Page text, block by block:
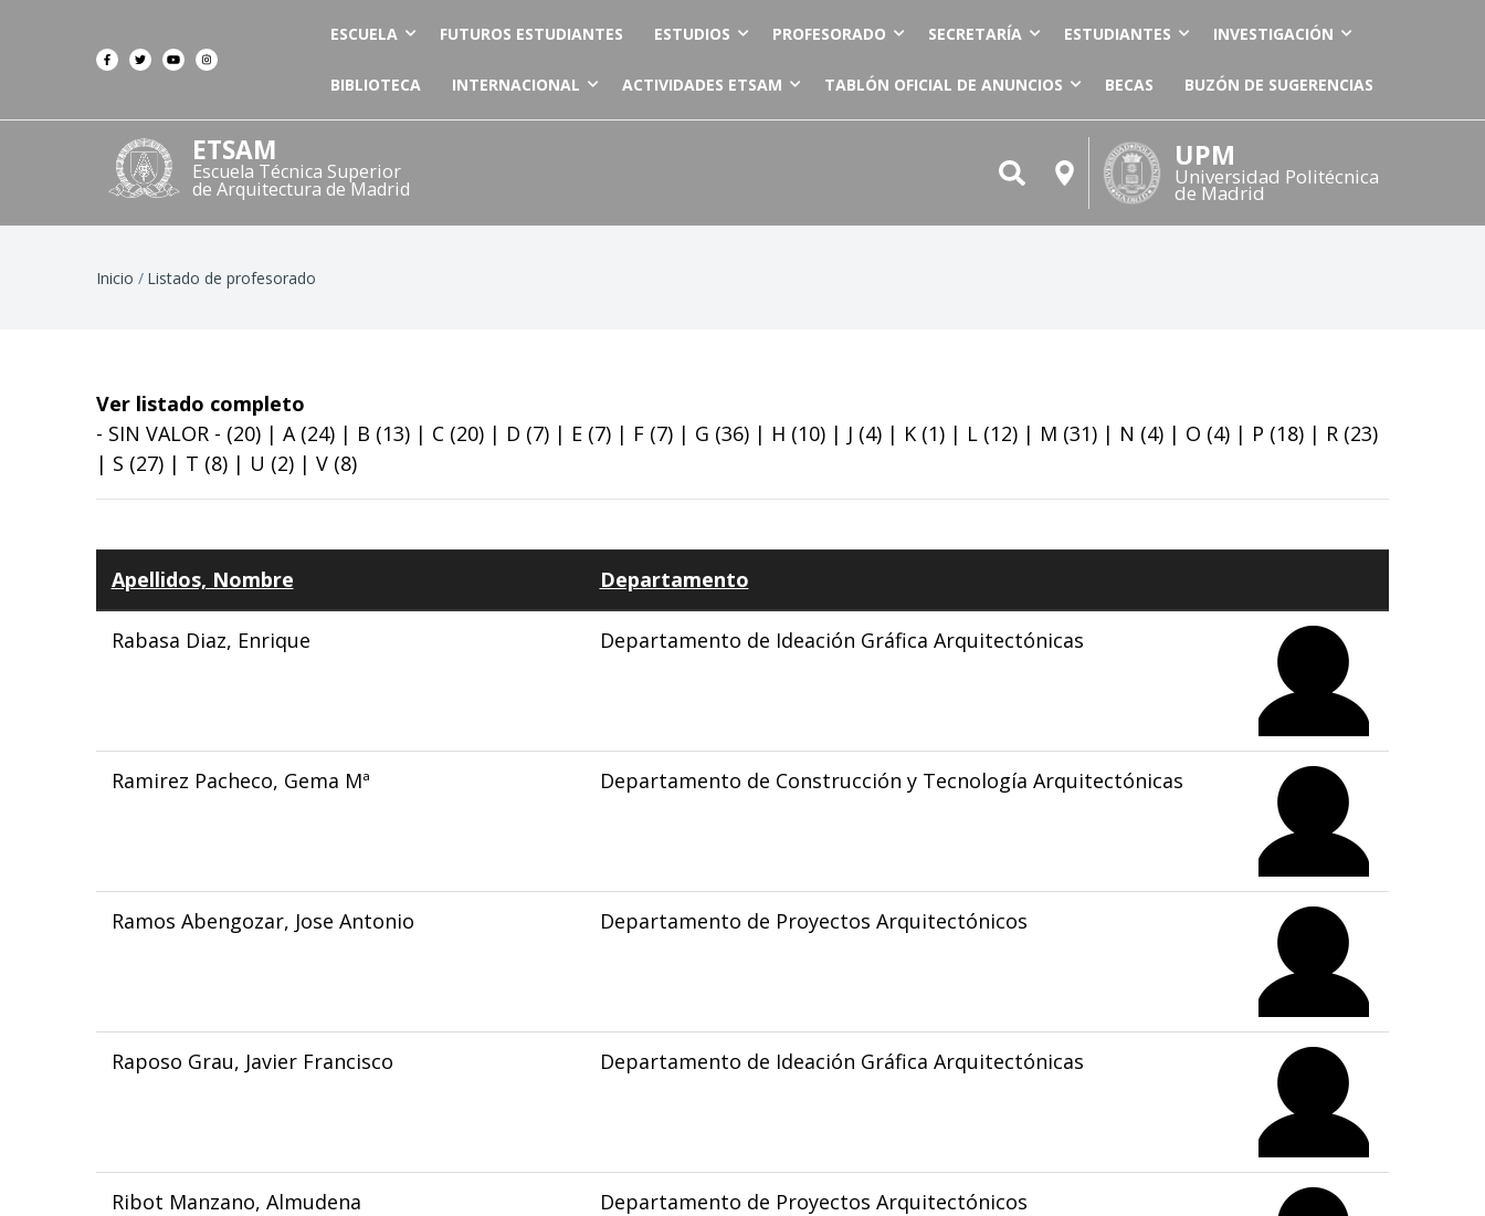
ESCUELA FUTUROS ESTUDIANTES ESTUDIOS PROFESORADO SECRETARÍA ESTUDIANTES INVESTIGACIÓN
BIBLIOTECA INTERNACIONAL ACTIVIDADES ETSAM TABLÓN OFICIAL DE ANUNCIOS BECAS BUZÓN DE SUGERENCIAS
ETSAM
Escuela Técnica Superior
de Arquitectura de Madrid
UPM
Universidad Politécnica
de Madrid
Ruta
Inicio Listado de profesorado
Ver listado completo
- SIN VALOR - (20) | A(24) | B (13) | C (20) | D (7) | E (7) | F (7) | G (36) | H (10) | J (4) | K (1) | L (12) | M (31) | N (4) | O (4) | P (18) | R (23)
| S (27) | T (8) | U (2) | V (8)
Apellidos, Nombre Departamento
Rabasa Diaz, Enrique Departamento de Ideación Gráfica Arquitectónicas
Ramirez Pacheco, Gema Mª Departamento de Construcción y Tecnología Arquitectónicas
Ramos Abengozar, Jose Antonio Departamento de Proyectos Arquitectónicos
Raposo Grau, Javier Francisco Departamento de Ideación Gráfica Arquitectónicas
Ribot Manzano, Almudena Departamento de Proyectos Arquitectónicos